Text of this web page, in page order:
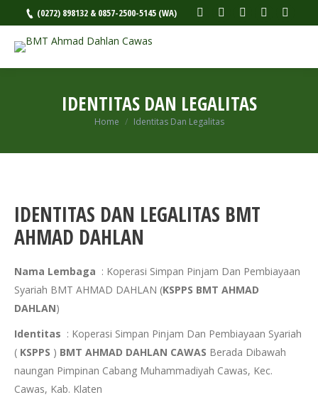
(0272) 898132 & 0857-2500-5145 (WA) Facebook
TwitterRss Google+
IDENTITAS DAN LEGALITAS
You are here:
Home Identitas Dan Legalitas
IDENTITAS DAN LEGALITAS BMT
AHMAD DAHLAN
Nama Lembaga : Koperasi Simpan Pinjam Dan Pembiayaan
Syariah BMT AHMAD DAHLAN (KSPPS BMT AHMAD
DAHLAN)
Identitas : Koperasi Simpan Pinjam Dan Pembiayaan Syariah
( KSPPS ) BMT AHMAD DAHLAN CAWAS Berada Dibawah
naungan Pimpinan Cabang Muhammadiyah Cawas, Kec.
Cawas, Kab. Klaten